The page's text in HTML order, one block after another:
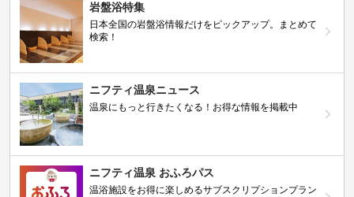
岩盤浴特集
日本全国の岩盤浴情報だけをピックアップ。まとめて
検索！
ニフティ温泉ニュース
温泉にもっと行きたくなる！お得な情報を掲載中
ニフティ温泉 おふろパス
温浴施設をお得に楽しめるサブスクリプションプラン